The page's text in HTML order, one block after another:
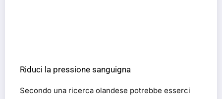
Riduci la pressione sanguigna
Secondo una ricerca olandese potrebbe esserci